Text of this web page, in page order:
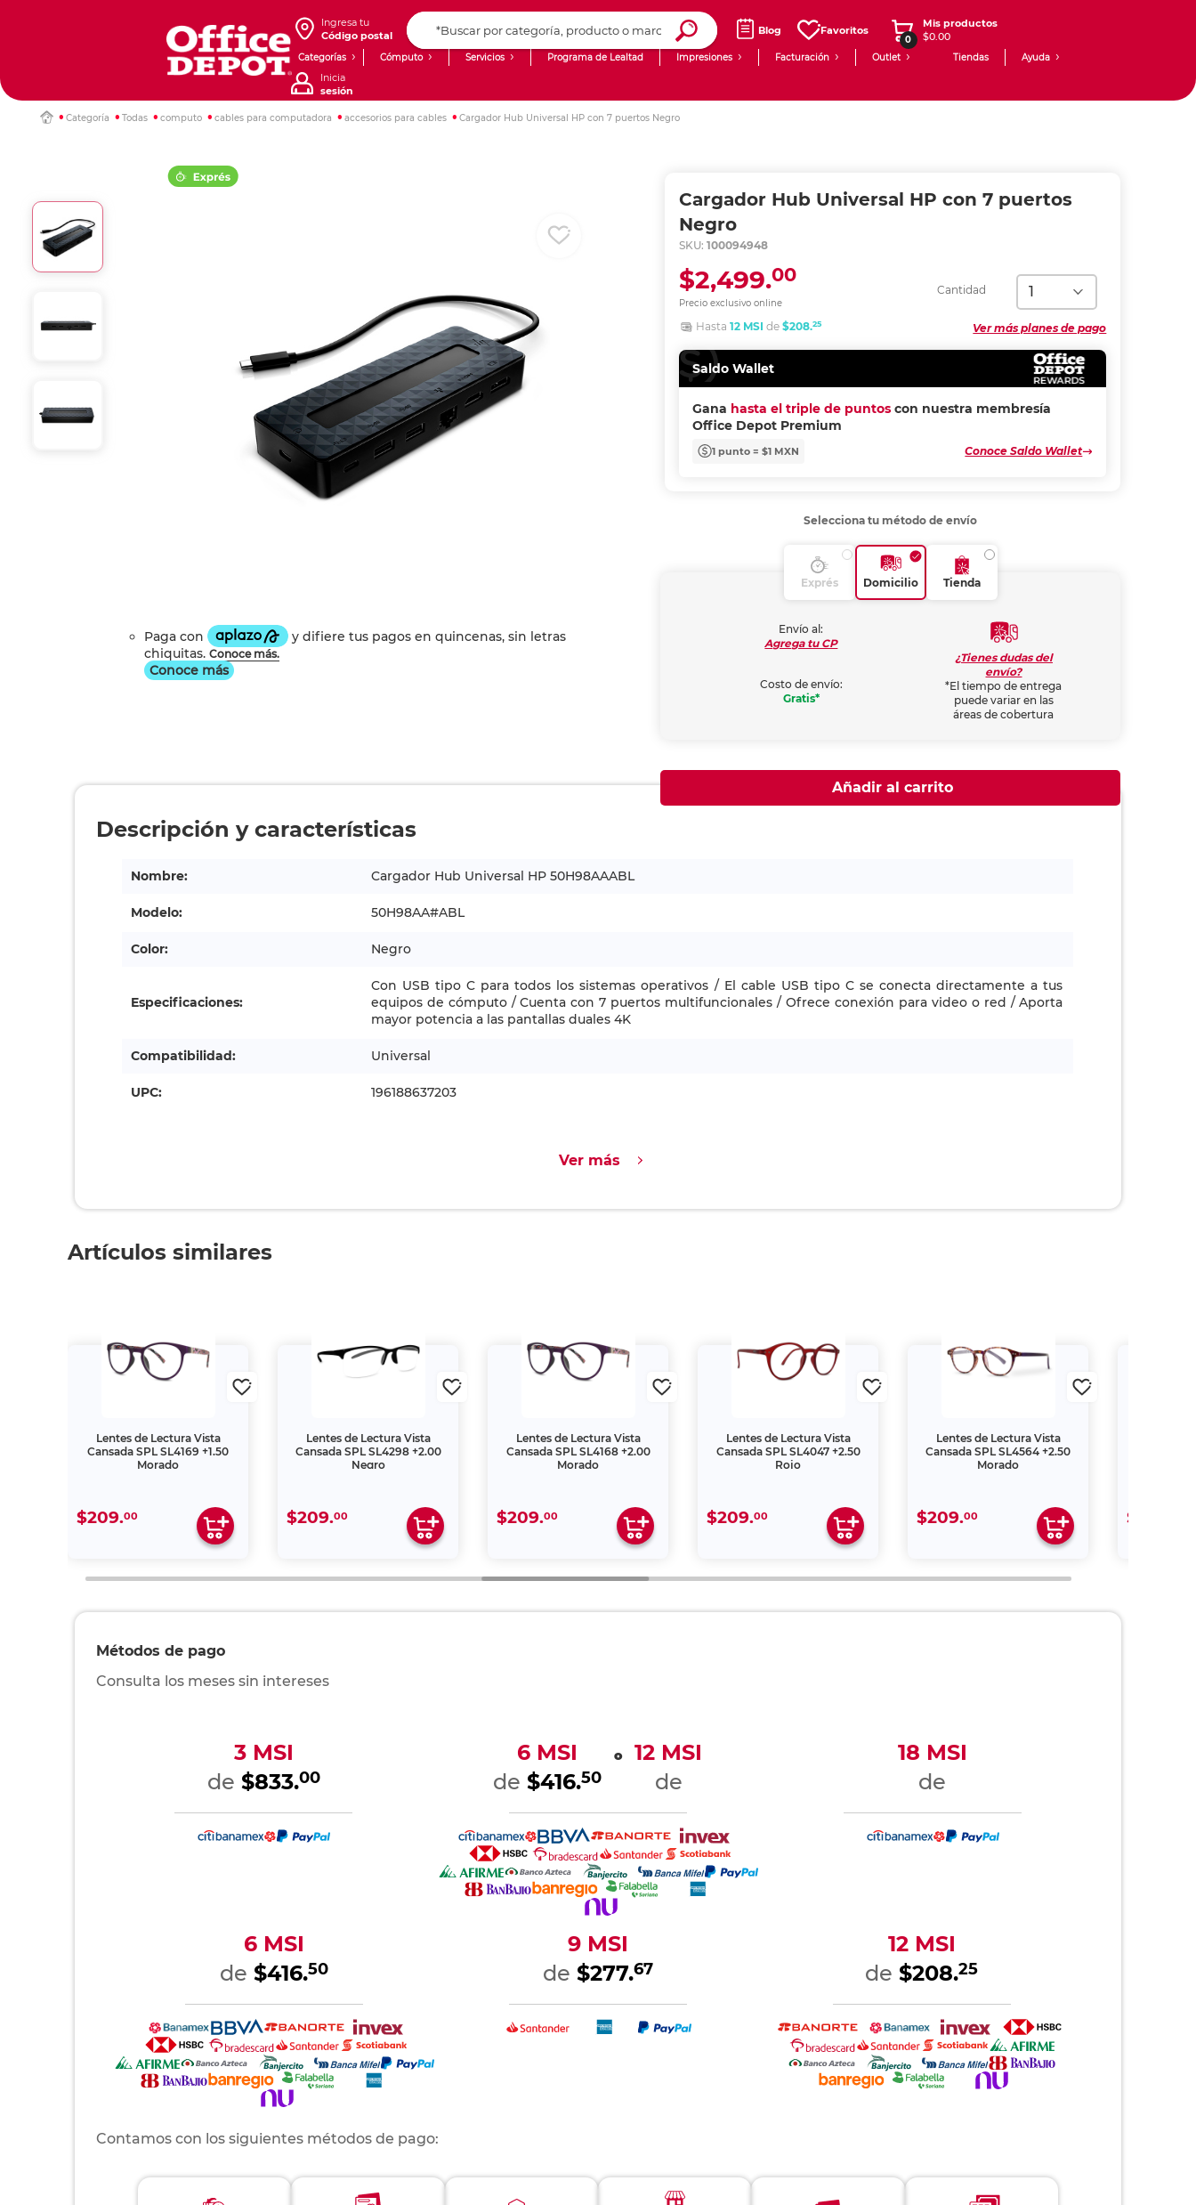
Ingresa tu
Código postal
Blog Favoritos
0
Mis productos
$0.00
Categorías Cómputo Servicios Programa de Lealtad Impresiones Facturación Outlet Tiendas Ayuda
Inicia
sesión
Categoría Todas computo cables para computadora accesorios para cables Cargador Hub Universal HP con 7 puertos Negro
Conoce más
Cargador Hub Universal HP con 7 puertos
Negro
SKU: 100094948
Cantidad
Precio exclusivo online
$2,499.00
Ver más planes de pago
Hasta 12 MSI de $208.25
Saldo Wallet
Gana hasta el triple de puntos con nuestra membresía
Office Depot Premium
1 punto = $1 MXN Conoce Saldo Wallet
Selecciona tu método de envío
Exprés Domicilio Tienda
Envío al:
Agrega tu CP
Costo de envío:
Gratis*
¿Tienes dudas del
envío?
*El tiempo de entrega
puede variar en las
áreas de cobertura
Añadir al carrito
Descripción y características
Nombre: Cargador Hub Universal HP 50H98AAABL
Modelo: 50H98AA#ABL
Color: Negro
Especificaciones:
Con USB tipo C para todos los sistemas operativos / El cable USB tipo C se conecta directamente a tus
equipos de cómputo / Cuenta con 7 puertos multifuncionales / Ofrece conexión para video o red / Aporta
mayor potencia a las pantallas duales 4K
Compatibilidad: Universal
UPC: 196188637203
Ver más
Artículos similares
Lentes de Lectura Vista
Cansada SPL SL4169 +1.50
Morado
$209.00
Lentes de Lectura Vista
Cansada SPL SL4298 +2.00
Negro
$209.00
Lentes de Lectura Vista
Cansada SPL SL4168 +2.00
Morado
$209.00
Lentes de Lectura Vista
Cansada SPL SL4047 +2.50
Rojo
$209.00
Lentes de Lectura Vista
Cansada SPL SL4564 +2.50
Morado
$209.00 $209.
Métodos de pago
Consulta los meses sin intereses
3 MSI
de $833.00
6 MSI
de $416.50
o
12 MSI
de
18 MSI
de
6 MSI
de $416.50
9 MSI
de $277.67
12 MSI
de $208.25
Contamos con los siguientes métodos de pago: